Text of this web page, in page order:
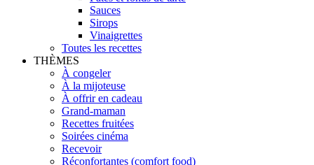
Sauces
Sirops
Vinaigrettes
Toutes les recettes
THÈMES
À congeler
À la mijoteuse
À offrir en cadeau
Grand-maman
Recettes fruitées
Soirées cinéma
Recevoir
Réconfortantes (comfort food)